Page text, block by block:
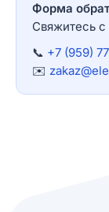
Форма
Свяжитесь
📞 +7 (959)
✉️